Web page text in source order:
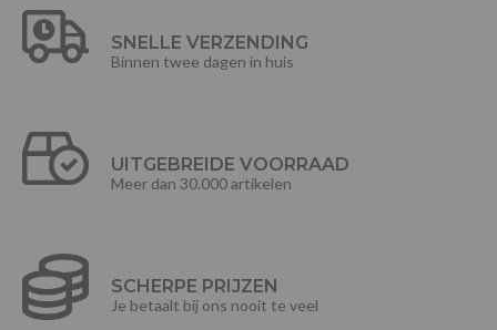
SNELLE VERZENDING
Binnen twee dagen in huis
UITGEBREIDE VOORRAAD
Meer dan 30.000 artikelen
SCHERPE PRIJZEN
Je betaalt bij ons nooit te veel